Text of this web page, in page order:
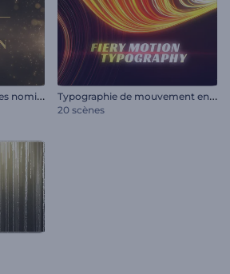
K
it de promotion pour les nominations aux prix T
ypographie de mouvement en feu
20 scènes